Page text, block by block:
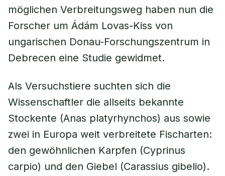
möglichen Verbreitungsweg haben nun die
Forscher um Ádám Lovas-Kiss von
ungarischen Donau-Forschungszentrum in
Debrecen eine Studie gewidmet.
Als Versuchstiere suchten sich die
Wissenschaftler die allseits bekannte
Stockente (Anas platyrhynchos) aus sowie
zwei in Europa weit verbreitete Fischarten:
den gewöhnlichen Karpfen (Cyprinus
carpio) und den Giebel (Carassius gibelio).